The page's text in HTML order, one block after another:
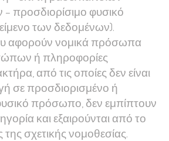
– προσδιορίσιμο φυσικό
των δεδομένων).
αφορούν νομικά πρόσωπα
ή πληροφορίες
από τις οποίες δεν είναι
σε προσδιορισμένο ή
πρόσωπο, δεν εμπίπτουν
και εξαιρούνται από το
σχετικής νομοθεσίας.
cookies are
not
optional.
They are
needed for
the website
to function.